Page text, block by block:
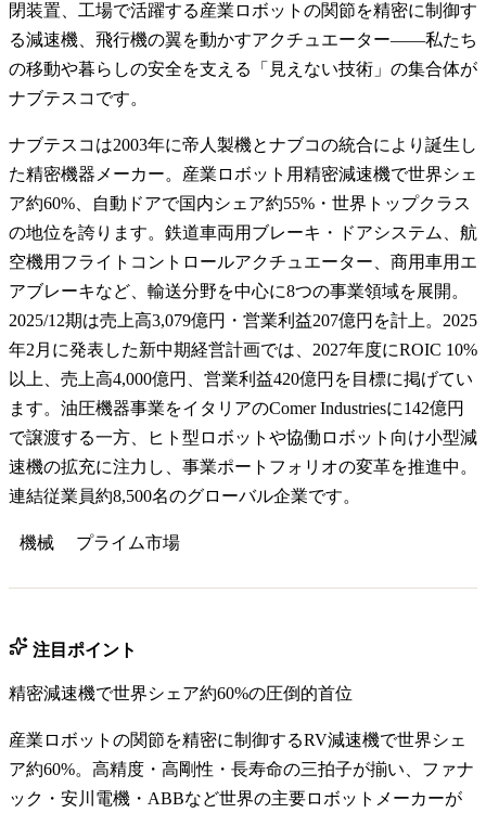
閉装置、工場で活躍する産業ロボットの関節を精密に制御す
る減速機、飛行機の翼を動かすアクチュエーター――私たち
の移動や暮らしの安全を支える「見えない技術」の集合体が
ナブテスコです。
ナブテスコは2003年に帝人製機とナブコの統合により誕生し
た精密機器メーカー。産業ロボット用精密減速機で世界シェ
ア約60%、自動ドアで国内シェア約55%・世界トップクラス
の地位を誇ります。鉄道車両用ブレーキ・ドアシステム、航
空機用フライトコントロールアクチュエーター、商用車用エ
アブレーキなど、輸送分野を中心に8つの事業領域を展開。
2025/12期は売上高3,079億円・営業利益207億円を計上。2025
年2月に発表した新中期経営計画では、2027年度にROIC 10%
以上、売上高4,000億円、営業利益420億円を目標に掲げてい
ます。油圧機器事業をイタリアのComer Industriesに142億円
で譲渡する一方、ヒト型ロボットや協働ロボット向け小型減
速機の拡充に注力し、事業ポートフォリオの変革を推進中。
連結従業員約8,500名のグローバル企業です。
機械 プライム市場
注目ポイント
精密減速機で世界シェア約60%の圧倒的首位
産業ロボットの関節を精密に制御するRV減速機で世界シェ
ア約60%。高精度・高剛性・長寿命の三拍子が揃い、ファナ
ック・安川電機・ABBなど世界の主要ロボットメーカーが